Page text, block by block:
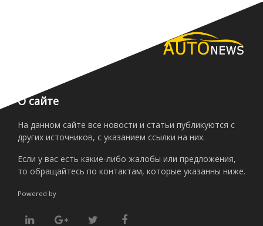
О сайте
На данном сайте все новости и статьи публикуются с
других источников, с указанием ссылки на них.
Если у вас есть какие-либо жалобы или предложения,
то обращайтесь по контактам, которые указанны ниже.
Powered by